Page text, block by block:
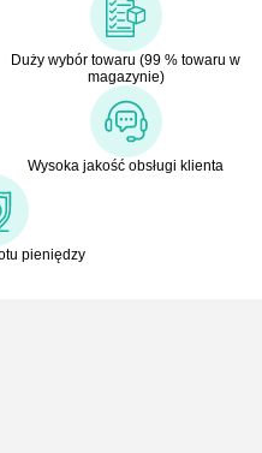
Duży wybór towaru (99 % towaru w
magazynie)
Wysoka jakość obsługi klienta
pieniędzy